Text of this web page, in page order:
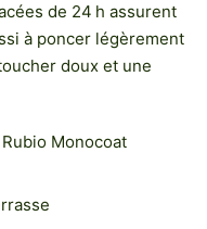
de 24 h assurent
à poncer légèrement
doux et une
Monocoat